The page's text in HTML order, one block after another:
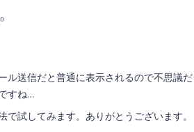
ル送信だと普通に表示されるので不思議
すね…
で試してみます。ありがとうございます。